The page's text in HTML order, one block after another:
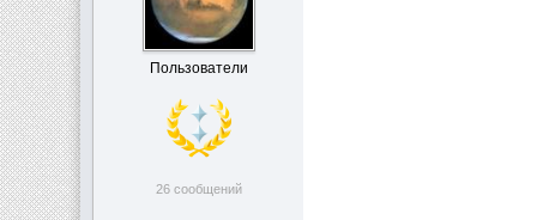
Пользователи
26 сообщений